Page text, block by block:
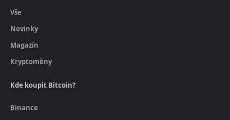
Vše
Novinky
Magazín
Kryptoměny
Kde koupit Bitcoin?
Binance